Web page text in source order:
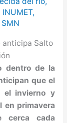
en varios
INUMET,
SMN
anticipa Salto
dentro de la
que el
el invierno y
en primavera
cerca cada